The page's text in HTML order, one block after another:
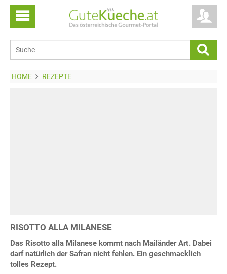
HOME REZEPTE
RISOTTO ALLA MILANESE
Das Risotto alla Milanese kommt nach Mailänder Art. Dabei
darf natürlich der Safran nicht fehlen. Ein geschmacklich
tolles Rezept.